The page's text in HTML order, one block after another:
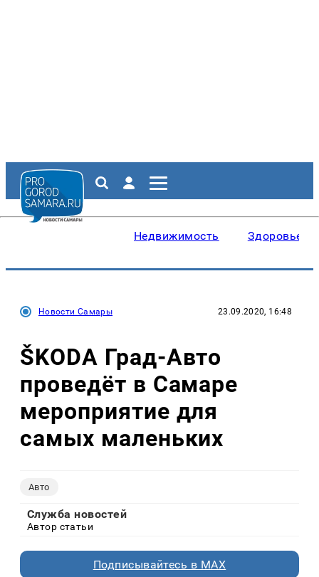
Недвижимость Здоровье
Новости Самары 23.09.2020, 16:48
ŠKODA Град-Авто
проведёт в Самаре
мероприятие для
самых маленьких
Авто
Служба новостей
Автор статьи
Подписывайтесь в MAX